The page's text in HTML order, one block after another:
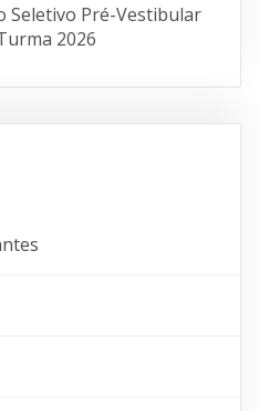
Seletivo Pré-Vestibular
2026